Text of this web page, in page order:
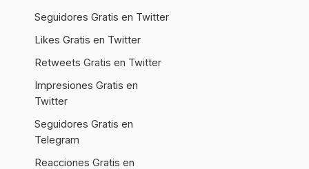
Seguidores Gratis en Twitter
Likes Gratis en Twitter
Retweets Gratis en Twitter
Impresiones Gratis en
Twitter
Seguidores Gratis en
Telegram
Reacciones Gratis en